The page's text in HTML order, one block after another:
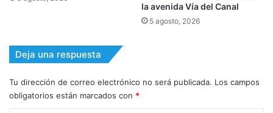
la avenida Vía del Canal
5 agosto, 2026
Deja una respuesta
Tu dirección de correo electrónico no será publicada. Los campos
obligatorios están marcados con *